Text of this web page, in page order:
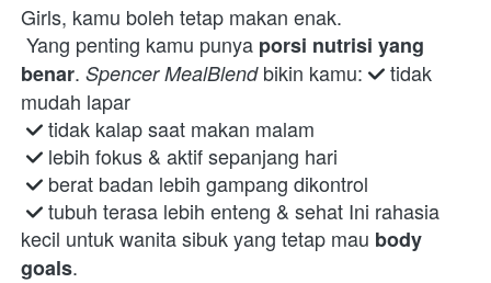
Girls, kamu boleh tetap makan enak.
Yang penting kamu punya porsi nutrisi yang
benar. Spencer MealBlend bikin kamu:
tidak
mudah lapar
tidak kalap saat makan malam
lebih fokus & aktif sepanjang hari
berat badan lebih gampang dikontrol
tubuh terasa lebih enteng & sehat Ini rahasia
kecil untuk wanita sibuk yang tetap mau body
goals.